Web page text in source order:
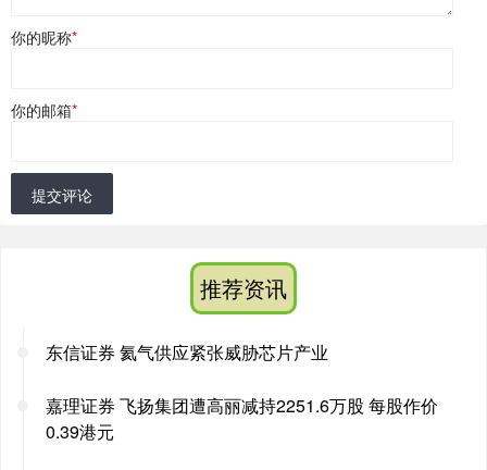
你的昵称*
你的邮箱*
提交评论
推荐资讯
东信证券 氦气供应紧张威胁芯片产业
嘉理证券 飞扬集团遭高丽减持2251.6万股 每股作价
0.39港元